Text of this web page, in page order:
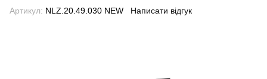
Артикул: NLZ.20.49.030 NEW Написати відгук